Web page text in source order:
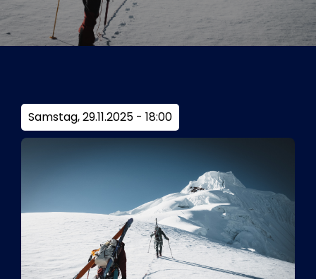
Tickets
Kurier Romy 2026
Samstag, 29.11.2025 - 18:00